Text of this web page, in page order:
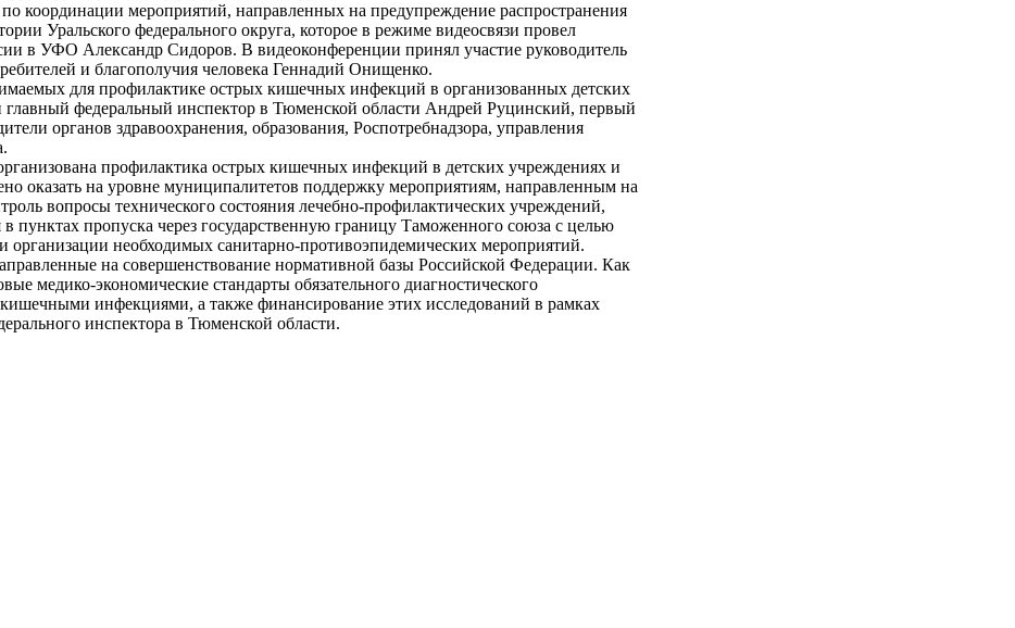
координации мероприятий, направленных на предупреждение распространения
Уральского федерального округа, которое в режиме видеосвязи провел
в УФО Александр Сидоров. В видеоконференции принял участие руководитель
и благополучия человека Геннадий Онищенко.
для профилактике острых кишечных инфекций в организованных детских
главный федеральный инспектор в Тюменской области Андрей Руцинский, первый
органов здравоохранения, образования, Роспотребнадзора, управления
профилактика острых кишечных инфекций в детских учреждениях и
оказать на уровне муниципалитетов поддержку мероприятиям, направленным на
вопросы технического состояния лечебно-профилактических учреждений,
пунктах пропуска через государственную границу Таможенного союза с целью
необходимых санитарно-противоэпидемических мероприятий.
на совершенствование нормативной базы Российской Федерации. Как
медико-экономические стандарты обязательного диагностического
инфекциями, а также финансирование этих исследований в рамках
инспектора в Тюменской области.